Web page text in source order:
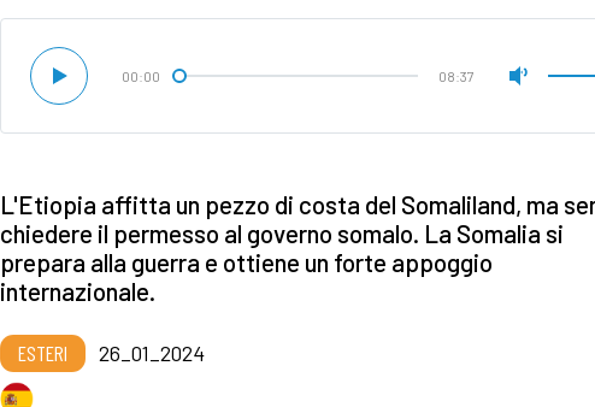
00:00 08:37
L'Etiopia affitta un pezzo di costa del Somaliland, ma
chiedere il permesso al governo somalo. La Somalia si
prepara alla guerra e ottiene un forte appoggio
internazionale.
ESTERI 26_01_2024